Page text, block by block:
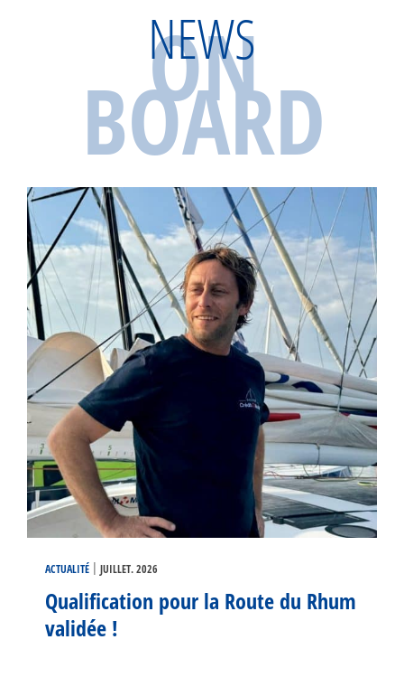
NEWS
ON
BOARD
ACTUALITÉ | JUILLET. 2026
Qualification pour la Route du Rhum
validée !